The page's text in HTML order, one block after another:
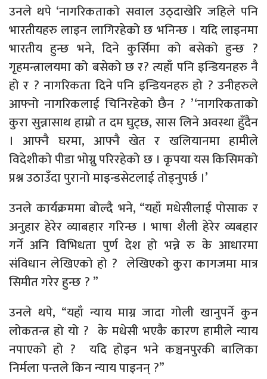
उनले थपे ‘नागरिकताको सवाल उठ्दाखेरि जहिले पनि
भारतीयहरु लाइन लागिरहेको छ भनिन्छ । यदि लाइनमा
भारतीय हुन्छ भने, दिने कुर्सिमा को बसेको हुन्छ ?
गृहमन्त्रालयमा को बसेको छ र? त्यहाँ पनि इन्डियनहरु नै
हो र ? नागरिकता दिने पनि इन्डियनहरु हो ? उनीहरुले
आफ्नो नागरिकलाई चिनिरहेको छैन ? ’‘नागरिकताको
कुरा सुन्नासाथ हाम्रो त दम घुट्छ, सास लिने अवस्था हुँदैन
। आफ्नै घरमा, आफ्नै खेत र खलियानमा हामीले
विदेशीको पीडा भोग्नु परिरहेको छ । कृपया यस किसिमको
प्रश्न उठाउँदा पुरानो माइन्डसेटलाई तोड्नुपर्छ ।’
उनले कार्यक्रममा बोल्दै भने, “यहाँ मधेसीलाई पोसाक र
अनुहार हेरेर व्याबहार गरिन्छ । भाषा शैली हेरेर व्यबहार
गर्ने अनि विभिधता पुर्ण देश हो भन्ने रु के आधारमा
संविधान लेखिएको हो ? लेखिएको कुरा कागजमा मात्र
सिमीत गरेर हुन्छ ? ”
उनले थपे, “यहाँ न्याय माग्न जादा गोली खानुपर्ने कुन
लोकतन्त्र हो यो ? के मधेसी भएकै कारण हामीले न्याय
नपाएको हो ? यदि होइन भने कञ्चनपुरकी बालिका
निर्मला पन्तले किन न्याय पाइनन् ?”